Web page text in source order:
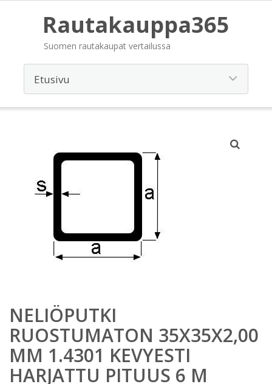
Rautakauppa365
Suomen rautakaupat vertailussa
NELIÖPUTKI
RUOSTUMATON 35X35X2,00
MM 1.4301 KEVYESTI
HARJATTU PITUUS 6 M